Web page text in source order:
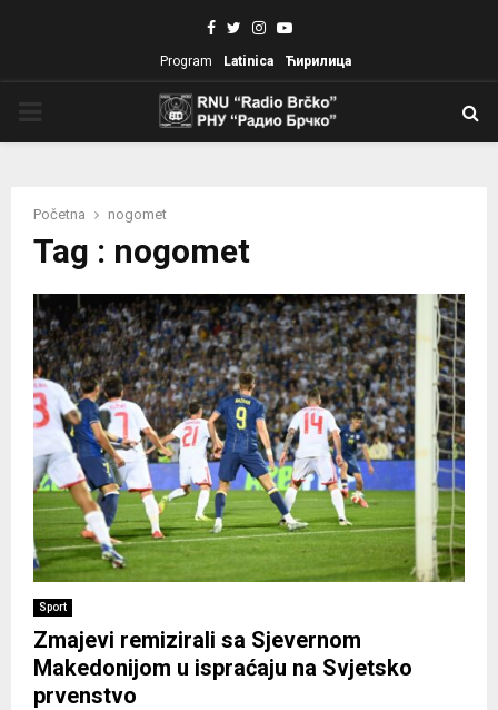
Facebook
TwitterInstagram
Youtube
Program Latinica Ћирилица
Početna nogomet
Tag : nogomet
Sport
Zmajevi remizirali sa Sjevernom
Makedonijom u ispraćaju na Svjetsko
prvenstvo